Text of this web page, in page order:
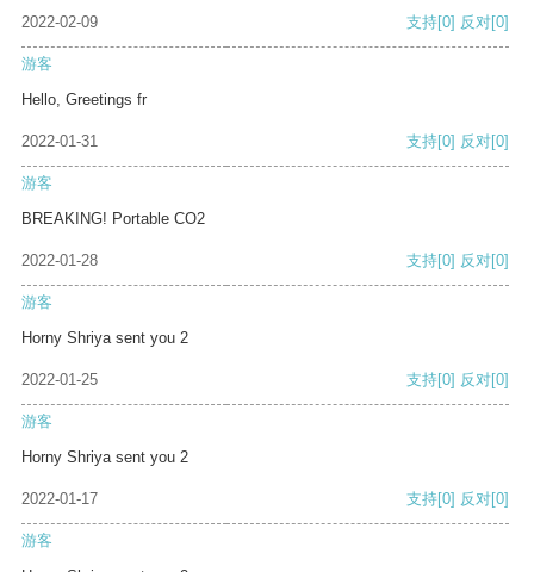
2022-02-09 支持[0] 反对[0]
游客
Hello, Greetings fr
2022-01-31 支持[0] 反对[0]
游客
BREAKING! Portable CO2
2022-01-28 支持[0] 反对[0]
游客
Horny Shriya sent you 2
2022-01-25 支持[0] 反对[0]
游客
Horny Shriya sent you 2
2022-01-17 支持[0] 反对[0]
游客